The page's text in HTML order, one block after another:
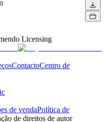
Licensing
ContactoCentro de
de vendaPolítica de
de direitos de autor